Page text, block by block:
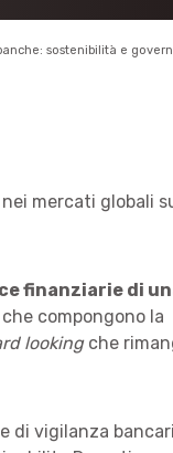
sostenibilità e
mercati globali
finanziarie di
compongono la
lookingche
di vigilanza